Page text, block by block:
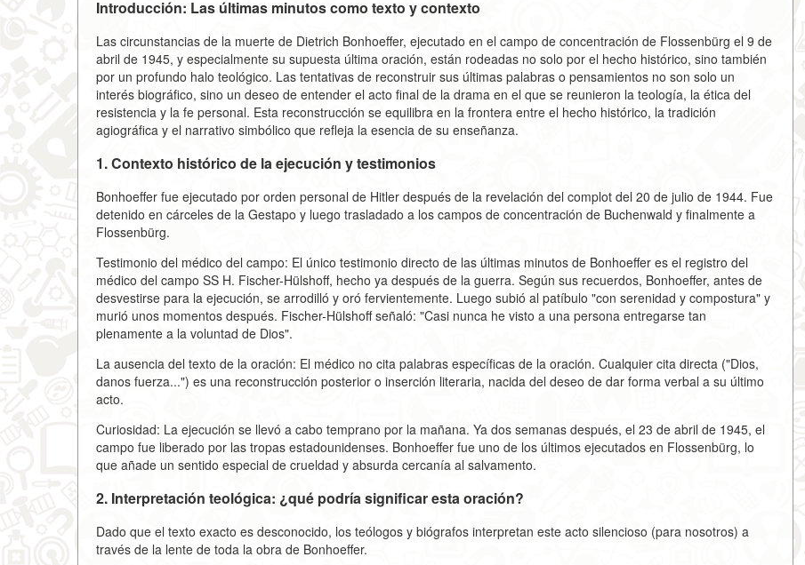
Introducción: Las últimas minutos como texto y contexto
Las circunstancias de la muerte de Dietrich Bonhoeffer, ejecutado en el campo de concentración de Flossenbürg el 9 de
abril de 1945, y especialmente su supuesta última oración, están rodeadas no solo por el hecho histórico, sino también
por un profundo halo teológico. Las tentativas de reconstruir sus últimas palabras o pensamientos no son solo un
interés biográfico, sino un deseo de entender el acto final de la drama en el que se reunieron la teología, la ética del
resistencia y la fe personal. Esta reconstrucción se equilibra en la frontera entre el hecho histórico, la tradición
agiográfica y el narrativo simbólico que refleja la esencia de su enseñanza.
1. Contexto histórico de la ejecución y testimonios
Bonhoeffer fue ejecutado por orden personal de Hitler después de la revelación del complot del 20 de julio de 1944. Fue
detenido en cárceles de la Gestapo y luego trasladado a los campos de concentración de Buchenwald y finalmente a
Flossenbürg.
Testimonio del médico del campo: El único testimonio directo de las últimas minutos de Bonhoeffer es el registro del
médico del campo SS H. Fischer-Hülshoff, hecho ya después de la guerra. Según sus recuerdos, Bonhoeffer, antes de
desvestirse para la ejecución, se arrodilló y oró fervientemente. Luego subió al patíbulo "con serenidad y compostura" y
murió unos momentos después. Fischer-Hülshoff señaló: "Casi nunca he visto a una persona entregarse tan
plenamente a la voluntad de Dios".
La ausencia del texto de la oración: El médico no cita palabras específicas de la oración. Cualquier cita directa ("Dios,
danos fuerza...") es una reconstrucción posterior o inserción literaria, nacida del deseo de dar forma verbal a su último
acto.
Curiosidad: La ejecución se llevó a cabo temprano por la mañana. Ya dos semanas después, el 23 de abril de 1945, el
campo fue liberado por las tropas estadounidenses. Bonhoeffer fue uno de los últimos ejecutados en Flossenbürg, lo
que añade un sentido especial de crueldad y absurda cercanía al salvamento.
2. Interpretación teológica: ¿qué podría significar esta oración?
Dado que el texto exacto es desconocido, los teólogos y biógrafos interpretan este acto silencioso (para nosotros) a
través de la lente de toda la obra de Bonhoeffer.